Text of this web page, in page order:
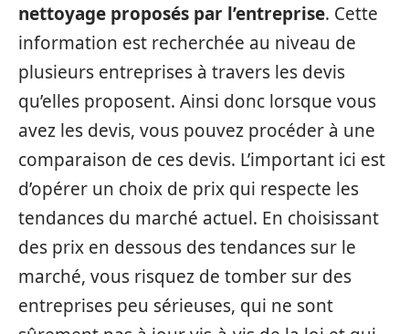
nettoyage proposés par l’entreprise. Cette
information est recherchée au niveau de
plusieurs entreprises à travers les devis
qu’elles proposent. Ainsi donc lorsque vous
avez les devis, vous pouvez procéder à une
comparaison de ces devis. L’important ici est
d’opérer un choix de prix qui respecte les
tendances du marché actuel. En choisissant
des prix en dessous des tendances sur le
marché, vous risquez de tomber sur des
entreprises peu sérieuses, qui ne sont